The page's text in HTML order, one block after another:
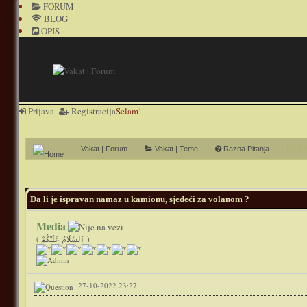
FORUM
BLOG
OPIS
Selam!
Prijava Registracija
Vakat | Forum Vakat | Teme Razna Pitanja
Da li je ispravan namaz u kamionu, sjedeći za volanom ?
Media
( ٱلسَّلَامُ عَلَيْكُمْ )
27-10-2022.23:27